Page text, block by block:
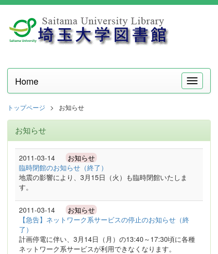
メ
ニ
Home
トップページ お知らせ
お知らせ
2011-03-14 お知らせ
臨時閉館のお知らせ（終了）
地震の影響により、3月15日（火）も臨時閉館いたしま
す。
2011-03-14 お知らせ
【急告】ネットワーク系サービスの停止のお知らせ（終
了）
計画停電に伴い、3月14日（月）の13:40～17:30頃に各種
ネットワーク系サービスが利用できなくなります。